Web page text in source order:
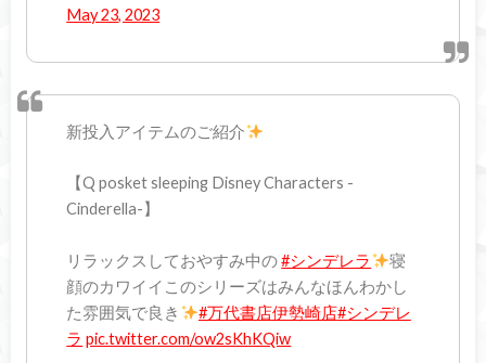
May 23, 2023
新投入アイテムのご紹介
【Q posket sleeping Disney Characters -
Cinderella-】
リラックスしておやすみ中の#シンデレラ
寝
顔のカワイイこのシリーズはみんなほんわかし
た雰囲気で良き
#万代書店伊勢崎店#シンデレ
ラ pic.twitter.com/ow2sKhKQiw